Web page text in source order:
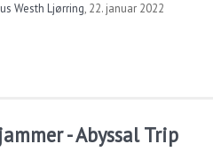
Westh Ljørring, 22. januar 2022
- Abyssal Trip